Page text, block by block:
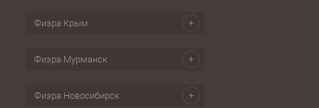
Физра Крым
Физра Мурманск
Физра Новосибирск